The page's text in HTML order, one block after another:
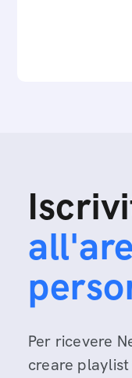
Per ricevere
creare